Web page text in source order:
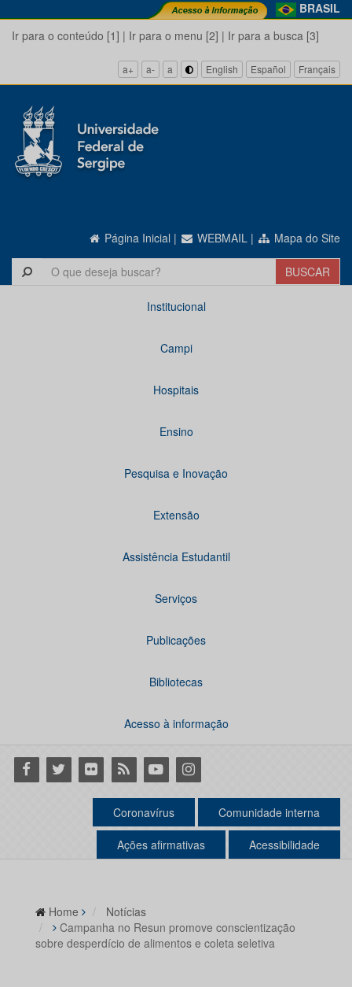
BRASIL
Ir para o conteúdo [1] | Ir para o menu [2] | Ir para a busca [3]
a+ a- a English Español Français
Página Inicial | WEBMAIL | Mapa do Site
Institucional
Campi
Hospitais
Ensino
Pesquisa e Inovação
Extensão
Assistência Estudantil
Serviços
Publicações
Bibliotecas
Acesso à informação
Facebook
Twitter Flickr RSS YoutubeInstagram
Coronavírus Comunidade interna
Ações afirmativas Acessibilidade
Home
Notícias
Campanha no Resun promove conscientização
sobre desperdício de alimentos e coleta seletiva